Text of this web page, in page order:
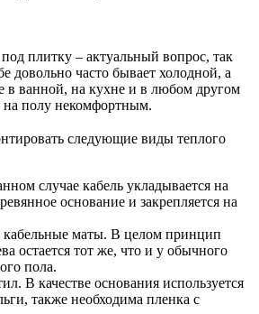
плитку – актуальный вопрос, так
довольно часто бывает холодной, а
в ванной, на кухне и в любом другом
полу некомфортным.
следующие виды теплого
случае кабель укладывается на
основание и закрепляется на
кабельные маты. В целом принцип
остается тот же, что и у обычного
пола.
В качестве основания используется
также необходима пленка с